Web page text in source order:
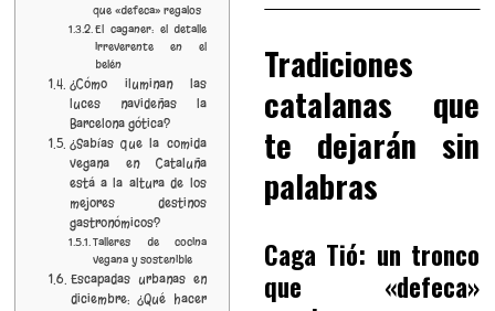
que «defeca» regalos
El caganer: el detalle
irreverente en el
belén
¿Cómo iluminan las
luces navideñas la
Barcelona gótica?
¿Sabías que la comida
vegana en Cataluña
está a la altura de los
mejores destinos
gastronómicos?
Talleres de cocina
vegana y sostenible
Escapadas urbanas en
diciembre: ¿Qué hacer
Tradiciones
catalanas que
te dejarán sin
palabras
Caga Tió: un tronco
que «defeca»